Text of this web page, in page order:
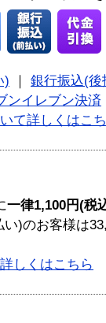
)
銀行振込(後
ンイレブン決済
て詳しくはこ
一律1,100円(税
)のお客様は
しくはこちら